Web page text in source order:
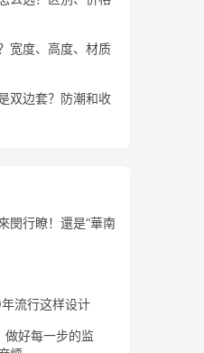
宽度、高度、材质
双边套？防潮和收
閔行瞭！還是“華南
流行这样设计
做好每一步的监